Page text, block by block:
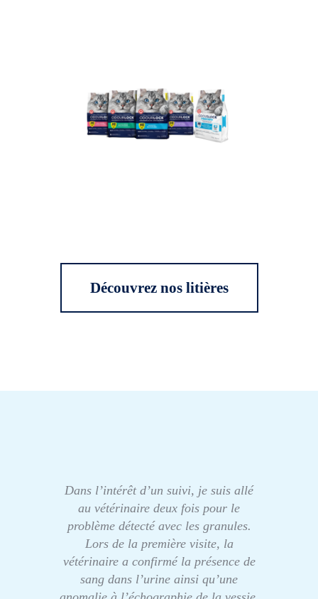
Découvrez nos litières
Dans l’intérêt d’un suivi, je suis allé
au vétérinaire deux fois pour le
problème détecté avec les granules.
Lors de la première visite, la
vétérinaire a confirmé la présence de
sang dans l’urine ainsi qu’une